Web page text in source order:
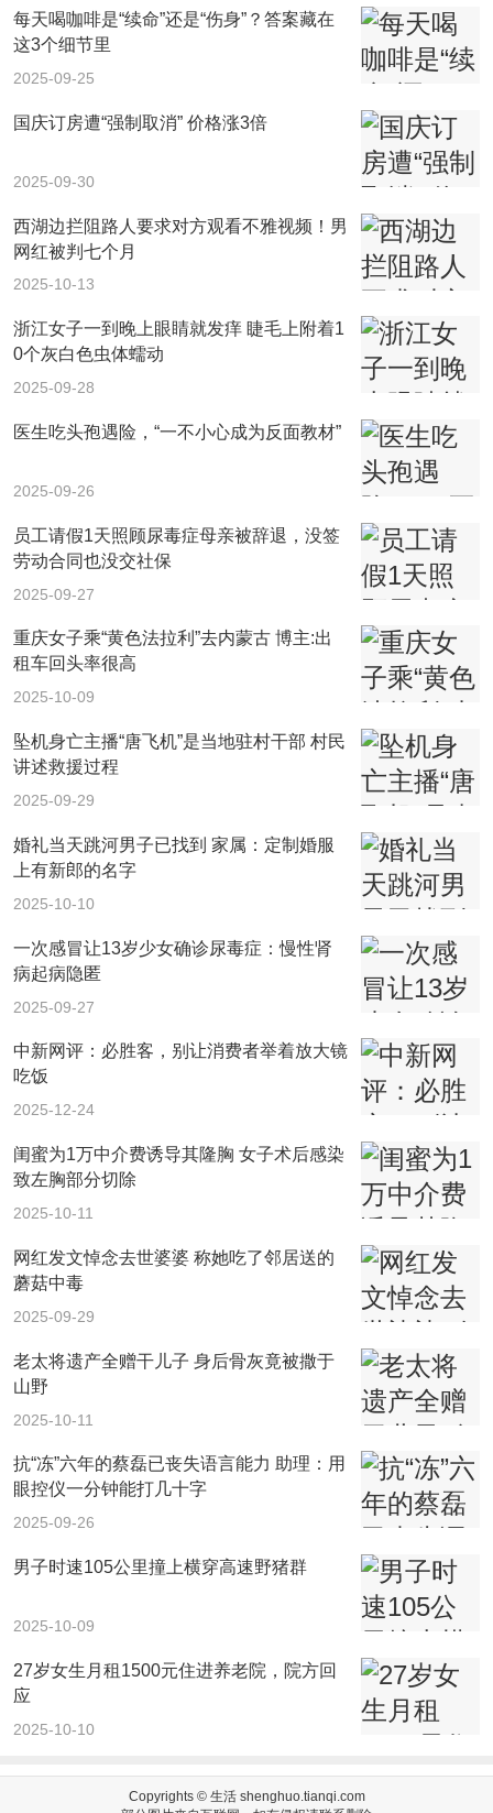
每天喝咖啡是“续命”还是“伤身”？答案藏在
这3个细节里
2025-09-25
国庆订房遭“强制取消” 价格涨3倍
2025-09-30
西湖边拦阻路人要求对方观看不雅视频！男
网红被判七个月
2025-10-13
浙江女子一到晚上眼睛就发痒 睫毛上附着1
0个灰白色虫体蠕动
2025-09-28
医生吃头孢遇险，“一不小心成为反面教材”
2025-09-26
员工请假1天照顾尿毒症母亲被辞退，没签
劳动合同也没交社保
2025-09-27
重庆女子乘“黄色法拉利”去内蒙古 博主:出
租车回头率很高
2025-10-09
坠机身亡主播“唐飞机”是当地驻村干部 村民
讲述救援过程
2025-09-29
婚礼当天跳河男子已找到 家属：定制婚服
上有新郎的名字
2025-10-10
一次感冒让13岁少女确诊尿毒症：慢性肾
病起病隐匿
2025-09-27
中新网评：必胜客，别让消费者举着放大镜
吃饭
2025-12-24
闺蜜为1万中介费诱导其隆胸 女子术后感染
致左胸部分切除
2025-10-11
网红发文悼念去世婆婆 称她吃了邻居送的
蘑菇中毒
2025-09-29
老太将遗产全赠干儿子 身后骨灰竟被撒于
山野
2025-10-11
抗“冻”六年的蔡磊已丧失语言能力 助理：用
眼控仪一分钟能打几十字
2025-09-26
男子时速105公里撞上横穿高速野猪群
2025-10-09
27岁女生月租1500元住进养老院，院方回
应
2025-10-10
Copyrights © 生活shenghuo.tianqi.com